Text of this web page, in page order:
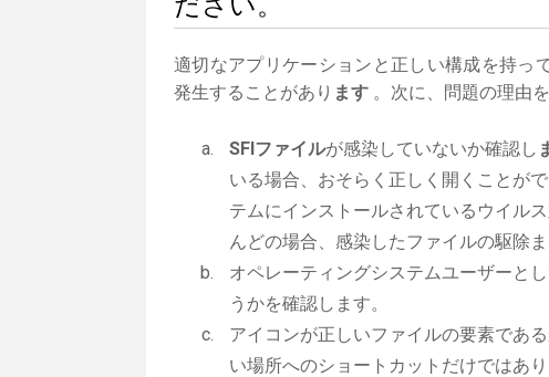
適切なアプリケーションと正しい構成を持っ
発生することがあり ます 。次に、問題の理由
SFIファイルが感染していないか確認し
いる場合、おそらく正しく開くことが
テムにインストールされているウイル
んどの場合、感染したファイルの駆除ま
オペレーティングシステムユーザーと
うかを確認します。
アイコンが正しいファイルの要素であ
い場所へのショートカットだけではあり